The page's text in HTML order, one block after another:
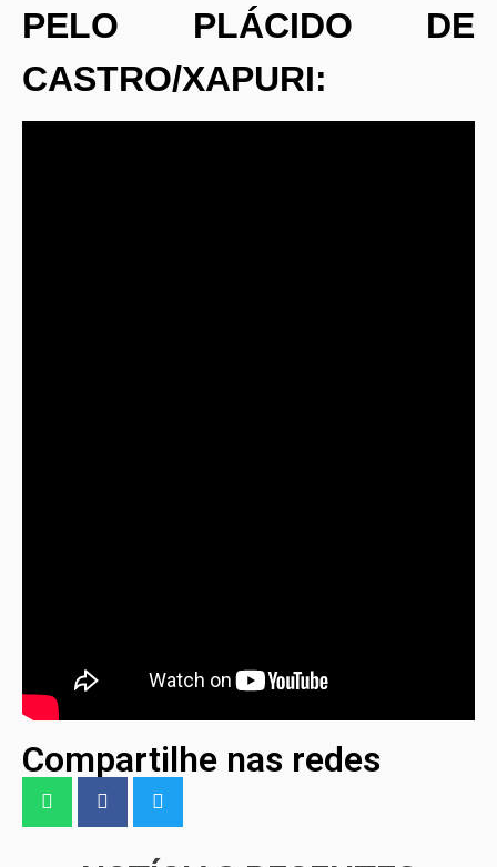
PELO PLÁCIDO DE
CASTRO/XAPURI:
Compartilhe nas redes